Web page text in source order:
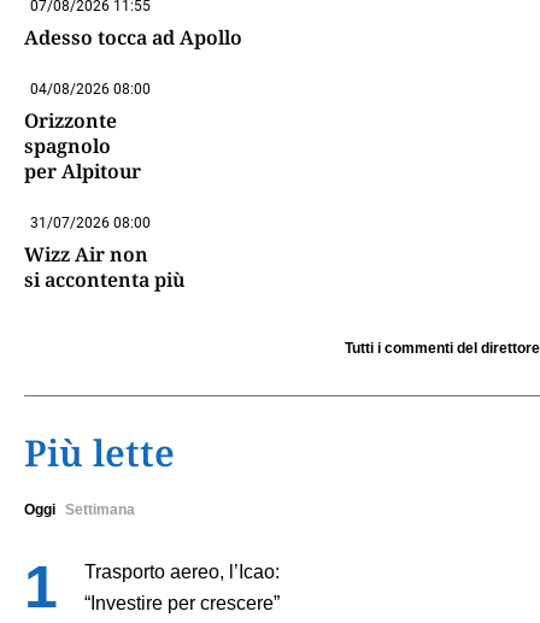
07/08/2026 11:55
Adesso tocca ad Apollo
04/08/2026 08:00
Orizzonte
spagnolo
per Alpitour
31/07/2026 08:00
Wizz Air non
si accontenta più
Tutti i commenti del direttore
Più lette
Oggi Settimana
Trasporto aereo, l’Icao:
“Investire per crescere”